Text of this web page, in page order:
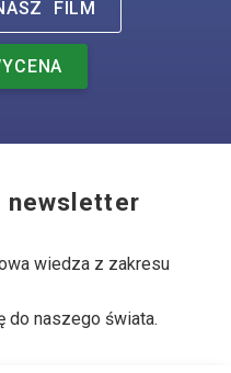
FILM
newsletter
wiedza z zakresu
do naszego świata.